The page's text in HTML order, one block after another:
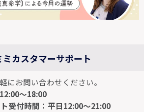
ミカスタマーサポート
にお問い合わせください。
～18:00
受付時間：平日12:00～21:00